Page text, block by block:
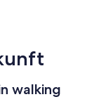
walking